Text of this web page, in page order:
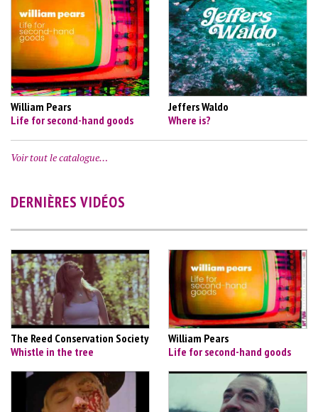
William Pears
Life for second-hand goods
Jeffers Waldo
Where is?
Voir tout le catalogue…
DERNIÈRES VIDÉOS
The Reed Conservation Society
Whistle in the tree
William Pears
Life for second-hand goods